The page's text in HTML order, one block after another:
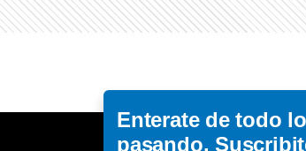
Enterate de todo
pasando.